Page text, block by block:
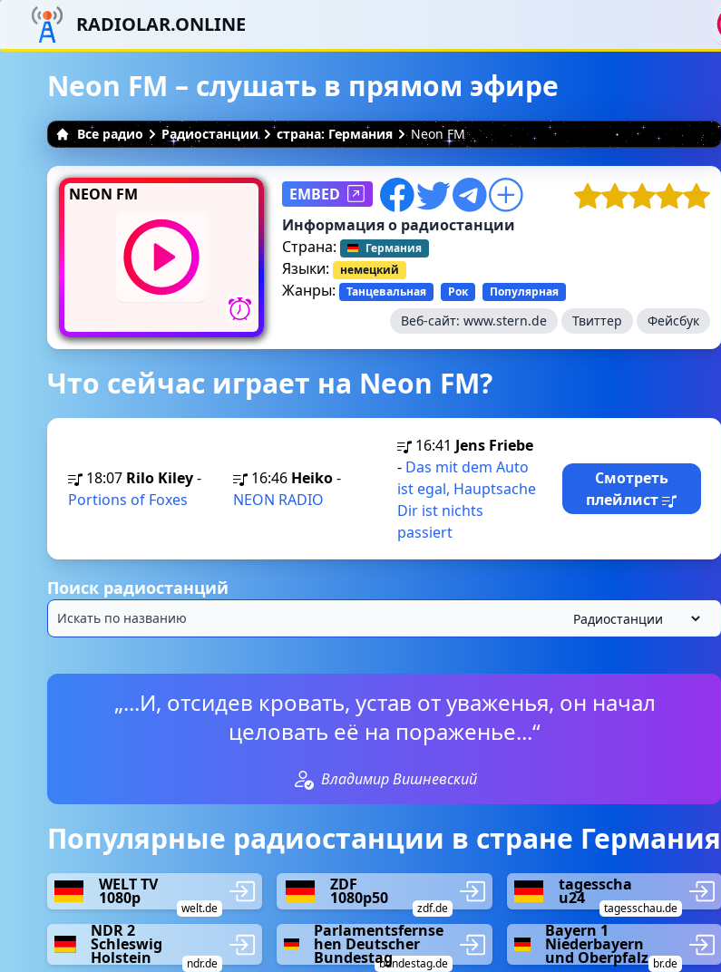
RADIOLAR.ONLINE
Neon FM – слушать в прямом эфире
Все радио Радиостанции страна: Германия Neon FM
NEON FM
EMBED
Информация о радиостанции
Страна:
Германия
Языки: немецкий
Жанры: Танцевальная Рок Популярная
Веб-сайт: www.stern.de Твиттер Фейсбук
Что сейчас играет на Neon FM?
18:07 Rilo Kiley-
Portions of Foxes
16:46 Heiko-
NEON RADIO
16:41 Jens Friebe
- Das mit dem Auto
ist egal, Hauptsache
Dir ist nichts
passiert
Смотреть
плейлист
Поиск радиостанций
„...И, отсидев кровать, устав от уваженья, он начал
целовать её на пораженье...“
Владимир Вишневский
Популярные радиостанции в стране Германия
WELT TV
1080p
welt.de
ZDF
1080p50
zdf.de
tagesscha
u24
tagesschau.de
NDR 2
Schleswig
Holstein ndr.de
Parlamentsfernse
hen Deutscher
Bundestagbundestag.de
Bayern 1
Niederbayern
und Oberpfalz br.de